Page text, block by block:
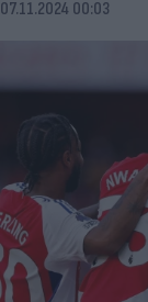
07.11.2024 00:03